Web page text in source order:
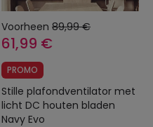
Voorheen 89,99 €
61,99 €
PROMO
Stille plafondventilator met
licht DC houten bladen
Navy Evo